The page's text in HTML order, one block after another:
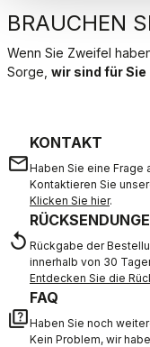
BRAUCHEN
Wenn Sie Zweifel
Sorge, wir sind für Sie
email
KONTAKT
Haben Sie eine Frage
Kontaktieren Sie
Klicken Sie hier.
replay Rückgabe der
innerhalb von 30
Entdecken Sie die
quiz
FAQ
Haben Sie noch
Kein Problem, wir